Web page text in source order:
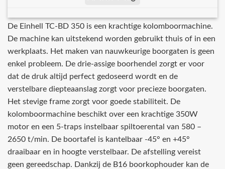
De Einhell TC-BD 350 is een krachtige kolomboormachine.
De machine kan uitstekend worden gebruikt thuis of in een
werkplaats. Het maken van nauwkeurige boorgaten is geen
enkel probleem. De drie-assige boorhendel zorgt er voor
dat de druk altijd perfect gedoseerd wordt en de
verstelbare diepteaanslag zorgt voor precieze boorgaten.
Het stevige frame zorgt voor goede stabiliteit. De
kolomboormachine beschikt over een krachtige 350W
motor en een 5-traps instelbaar spiltoerental van 580 –
2650 t/min. De boortafel is kantelbaar -45° en +45°
draaibaar en in hoogte verstelbaar. De afstelling vereist
geen gereedschap. Dankzij de B16 boorkophouder kan de